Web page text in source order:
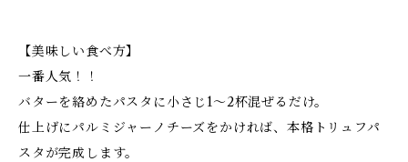
【美味しい食べ方】
一番人気！！
バターを絡めたパスタに小さじ1〜2杯混ぜるだけ。
仕上げにパルミジャーノチーズをかければ、本格トリュフパ
スタが完成します。